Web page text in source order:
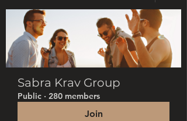
Sabra Krav Group
Public · 280 members
Join